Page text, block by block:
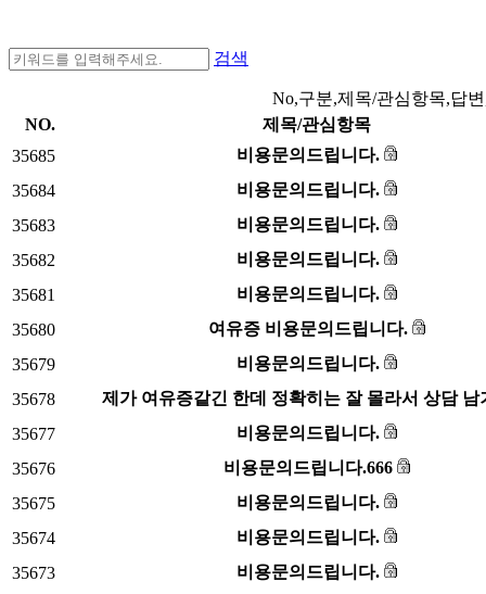
검색
No,구분,제목/관심항목,답
NO.
제목/관심항목
35685
비용문의드립니다.
35684
비용문의드립니다.
35683
비용문의드립니다.
35682
비용문의드립니다.
35681
비용문의드립니다.
35680
여유증 비용문의드립니다.
35679
비용문의드립니다.
35678
제가 여유증같긴 한데 정확히는 잘 몰라서 상담
35677
비용문의드립니다.
35676
비용문의드립니다.666
35675
비용문의드립니다.
35674
비용문의드립니다.
35673
비용문의드립니다.